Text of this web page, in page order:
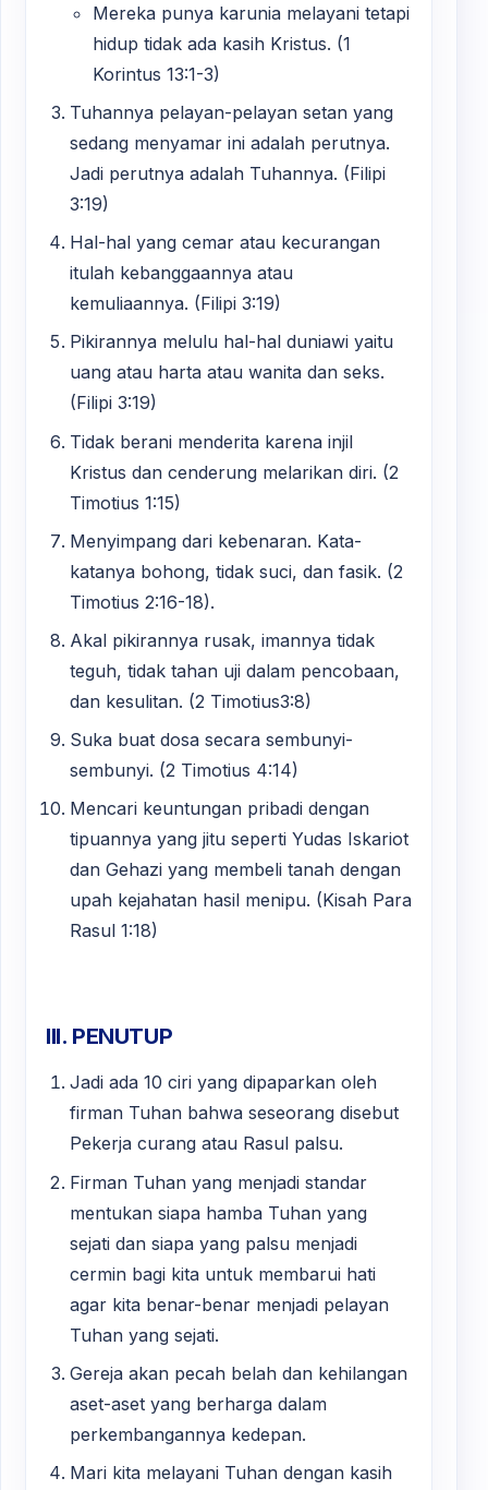
Mereka punya karunia melayani tetapi
hidup tidak ada kasih Kristus. (1
Korintus 13:1-3)
Tuhannya pelayan-pelayan setan yang
sedang menyamar ini adalah perutnya.
Jadi perutnya adalah Tuhannya. (Filipi
3:19)
Hal-hal yang cemar atau kecurangan
itulah kebanggaannya atau
kemuliaannya. (Filipi 3:19)
Pikirannya melulu hal-hal duniawi yaitu
uang atau harta atau wanita dan seks.
(Filipi 3:19)
Tidak berani menderita karena injil
Kristus dan cenderung melarikan diri. (2
Timotius 1:15)
Menyimpang dari kebenaran. Kata-
katanya bohong, tidak suci, dan fasik. (2
Timotius 2:16-18).
Akal pikirannya rusak, imannya tidak
teguh, tidak tahan uji dalam pencobaan,
dan kesulitan. (2 Timotius3:8)
Suka buat dosa secara sembunyi-
sembunyi. (2 Timotius 4:14)
Mencari keuntungan pribadi dengan
tipuannya yang jitu seperti Yudas Iskariot
dan Gehazi yang membeli tanah dengan
upah kejahatan hasil menipu. (Kisah Para
Rasul 1:18)
III. PENUTUP
Jadi ada 10 ciri yang dipaparkan oleh
firman Tuhan bahwa seseorang disebut
Pekerja curang atau Rasul palsu.
Firman Tuhan yang menjadi standar
mentukan siapa hamba Tuhan yang
sejati dan siapa yang palsu menjadi
cermin bagi kita untuk membarui hati
agar kita benar-benar menjadi pelayan
Tuhan yang sejati.
Gereja akan pecah belah dan kehilangan
aset-aset yang berharga dalam
perkembangannya kedepan.
Mari kita melayani Tuhan dengan kasih